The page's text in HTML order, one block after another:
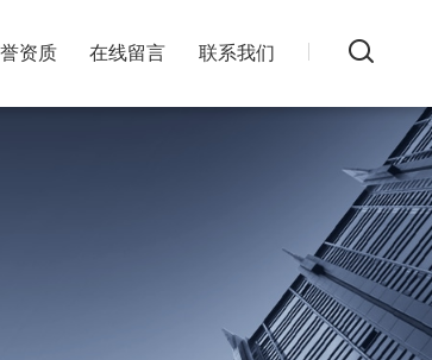
资质 在线留言 联系我们